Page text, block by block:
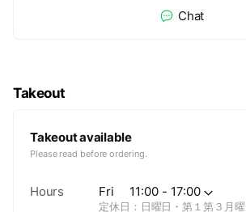
Chat
Takeout
Takeout available
Please read before ordering.
Hours Fri 11:00 - 17:00
定休日：日曜日・第１第３月曜